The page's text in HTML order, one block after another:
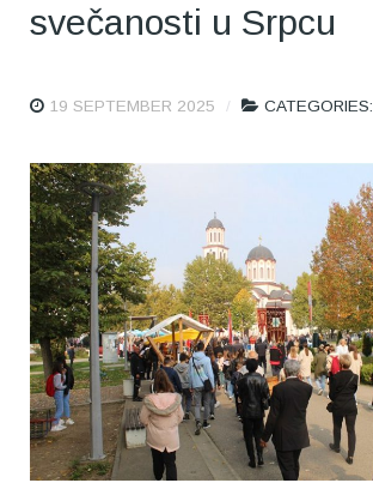
svečanosti u Srpcu
19 SEPTEMBER 2025 CATEGORIES: